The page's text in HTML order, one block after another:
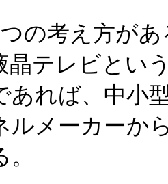
の考え方があ
晶テレビとい
あれば、中小
ルメーカーか